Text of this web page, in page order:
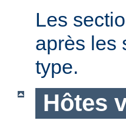
Les
après les
type.
Hôtes